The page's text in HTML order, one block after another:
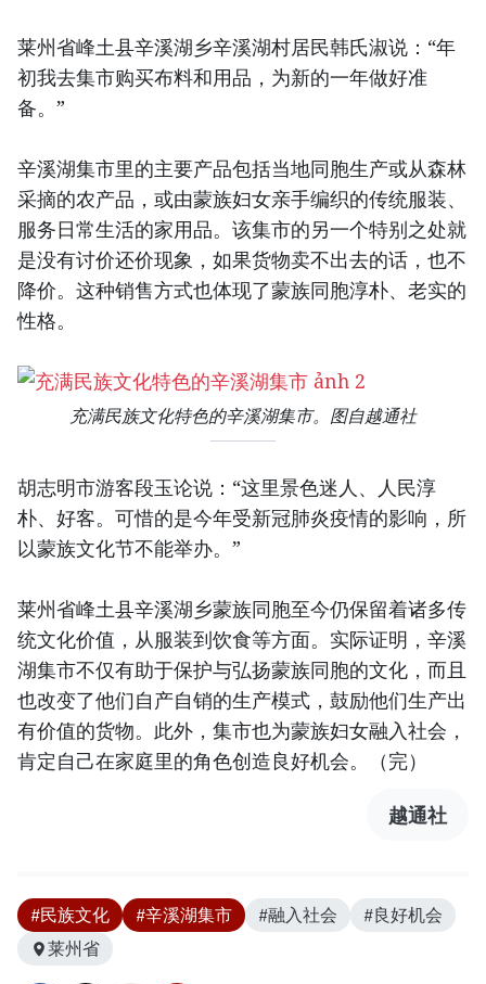
莱州省峰土县辛溪湖乡辛溪湖村居民韩氏淑说：“年
初我去集市购买布料和用品，为新的一年做好准
备。”
辛溪湖集市里的主要产品包括当地同胞生产或从森林
采摘的农产品，或由蒙族妇女亲手编织的传统服装、
服务日常生活的家用品。该集市的另一个特别之处就
是没有讨价还价现象，如果货物卖不出去的话，也不
降价。这种销售方式也体现了蒙族同胞淳朴、老实的
性格。
充满民族文化特色的辛溪湖集市。图自越通社
胡志明市游客段玉论说：“这里景色迷人、人民淳
朴、好客。可惜的是今年受新冠肺炎疫情的影响，所
以蒙族文化节不能举办。”
莱州省峰土县辛溪湖乡蒙族同胞至今仍保留着诸多传
统文化价值，从服装到饮食等方面。实际证明，辛溪
湖集市不仅有助于保护与弘扬蒙族同胞的文化，而且
也改变了他们自产自销的生产模式，鼓励他们生产出
有价值的货物。此外，集市也为蒙族妇女融入社会，
肯定自己在家庭里的角色创造良好机会。（完）
越通社
#民族文化 #辛溪湖集市 #融入社会
#良好机会
莱州省